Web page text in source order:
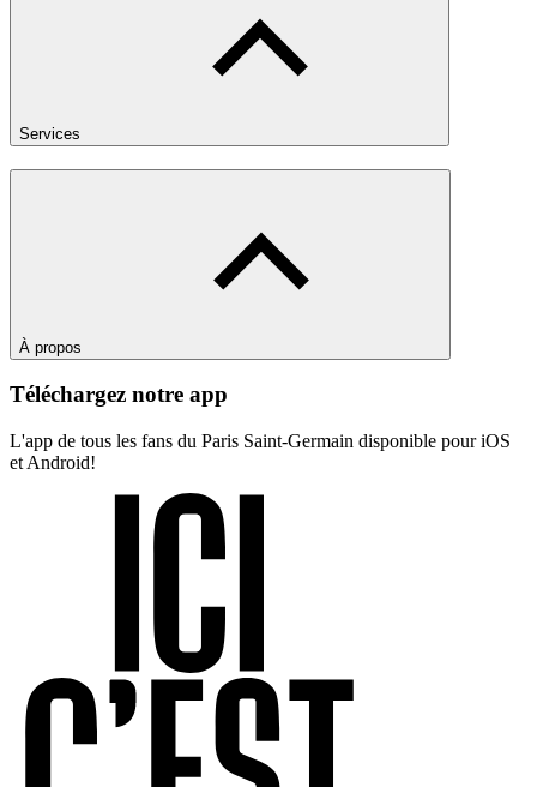
Services
À propos
Téléchargez notre app
L'app de tous les fans du Paris Saint-Germain disponible pour iOS
et Android!